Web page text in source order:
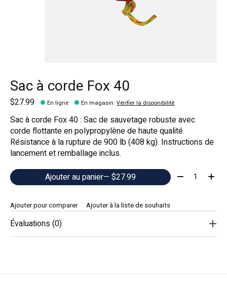
Sac à corde Fox 40
$27.99 En ligne En magasin:Vérifier la disponibilité
Sac à corde Fox 40 : Sac de sauvetage robuste avec
corde flottante en polypropylène de haute qualité.
Résistance à la rupture de 900 lb (408 kg). Instructions de
lancement et remballage inclus.
Ajouter au panier
— $27.99 Quantité:
Ajouter pour comparer Ajouter à la liste de souhaits
Évaluations (0)